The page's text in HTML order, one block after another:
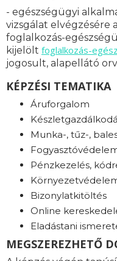
- egészségügyi
vizsgálat elvégzésére
foglalkozás-
kijelölt foglalkozás-
jogosult, alapellátó
KÉPZÉSI TEMATIKA
Áruforgalom
Munka-, tűz-,
Pénzkezelés,
Bizonylatkitöltés
Online
Eladástani
MEGSZEREZHETŐ